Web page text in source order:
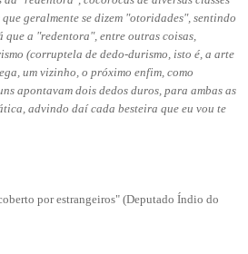
geralmente se dizem "otoridades", sentindo
a "redentora", entre outras coisas,
(corruptela de dedo-durismo, isto é, a arte
um vizinho, o próximo enfim, como
apontavam dois dedos duros, para ambas as
advindo daí cada besteira que eu vou te
por estrangeiros" (Deputado Índio do